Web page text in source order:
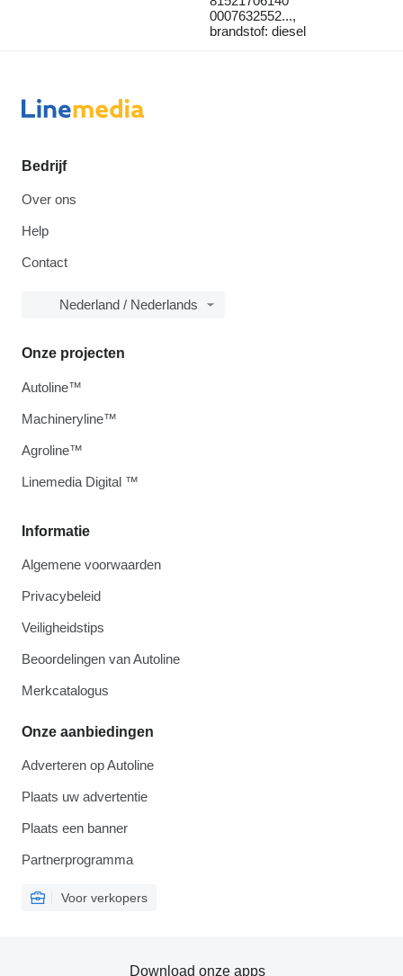
0007632552...,
brandstof: diesel
Bedrijf
Over ons
Help
Contact
Nederland / Nederlands
Informatie
Algemene voorwaarden
Privacybeleid
Veiligheidstips
Beoordelingen van Autoline
Merkcatalogus
Onze aanbiedingen
Adverteren op Autoline
Plaats uw advertentie
Plaats een banner
Partnerprogramma
Voor verkopers
Onze projecten
Autoline™
Machineryline™
Agroline™
Linemedia Digital ™
Download onze apps